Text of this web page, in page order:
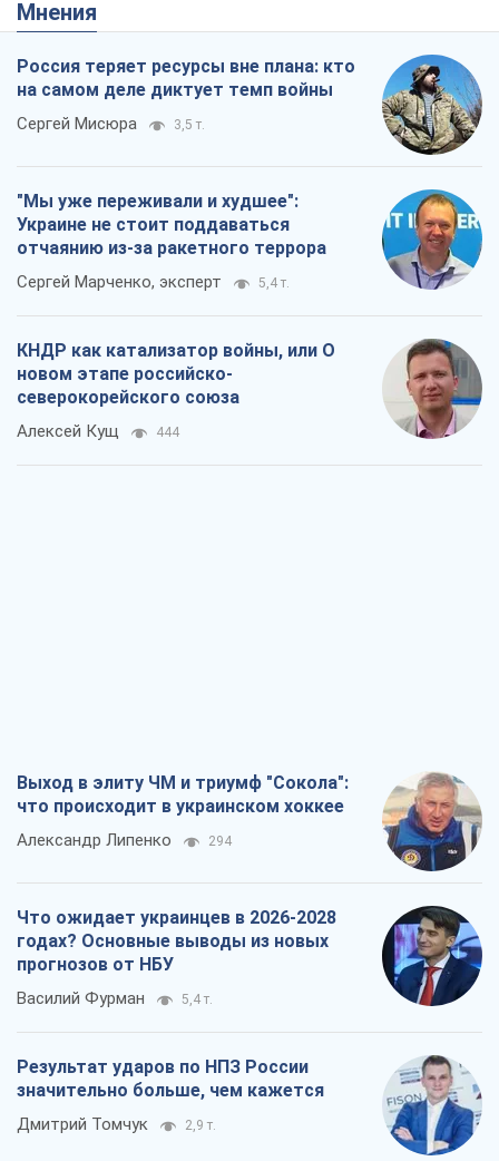
Мнения
Россия теряет ресурсы вне плана: кто
на самом деле диктует темп войны
Сергей Мисюра 3,5 т.
"Мы уже переживали и худшее":
Украине не стоит поддаваться
отчаянию из-за ракетного террора
Сергей Марченко, эксперт 5,4 т.
КНДР как катализатор войны, или О
новом этапе российско-
северокорейского союза
Алексей Кущ 444
Выход в элиту ЧМ и триумф "Сокола":
что происходит в украинском хоккее
Александр Липенко 294
Что ожидает украинцев в 2026-2028
годах? Основные выводы из новых
прогнозов от НБУ
Василий Фурман 5,4 т.
Результат ударов по НПЗ России
значительно больше, чем кажется
Дмитрий Томчук 2,9 т.